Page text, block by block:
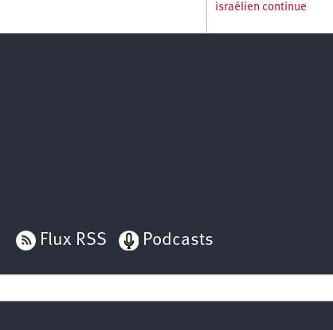
israélien continue
Flux RSS Podcasts